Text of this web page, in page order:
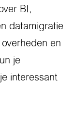
BI,
datamigratie.
en
je
interessant